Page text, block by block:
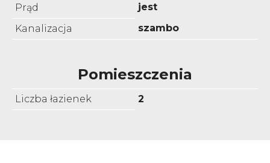
Prąd
jest
Kanalizacja
szambo
Pomieszczenia
Liczba łazienek 2